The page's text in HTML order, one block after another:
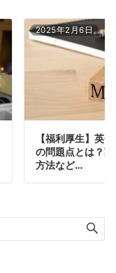
2025年2月6日
【福利厚生】英
の問題点とは？
方法など…